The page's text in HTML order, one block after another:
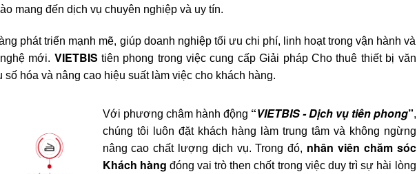
mang đến dịch vụ chuyên nghiệp và uy tín.
phát triển mạnh mẽ, giúp doanh nghiệp tối ưu chi phí, linh hoạt trong vận hành và
mới. VIETBIS tiên phong trong việc cung cấp Giải pháp Cho thuê thiết bị văn
hóa và nâng cao hiệu suất làm việc cho khách hàng.
Với phương châm hành động “VIETBIS - Dịch vụ tiên phong”,
chúng tôi luôn đặt khách hàng làm trung tâm và không ngừng
nâng cao chất lượng dịch vụ. Trong đó, nhân viên chăm sóc
Khách hàng đóng vai trò then chốt trong việc duy trì sự hài lòng